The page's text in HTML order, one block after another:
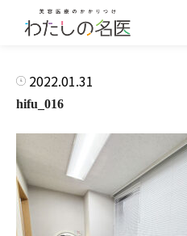
2022.01.31
hifu_016